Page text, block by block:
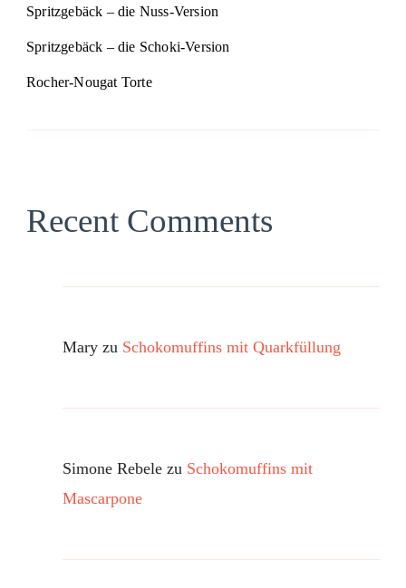
Spritzgebäck – die Nuss-Version
Spritzgebäck – die Schoki-Version
Rocher-Nougat Torte
Recent Comments
Mary zu Schokomuffins mit Quarkfüllung
Simone Rebele zu Schokomuffins mit
Mascarpone